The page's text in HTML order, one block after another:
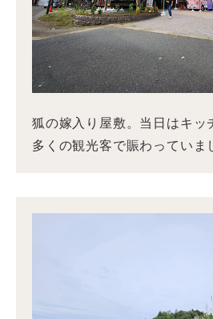
狐の嫁入り屋敷。当日はキッ
多くの観光客で賑わっていま